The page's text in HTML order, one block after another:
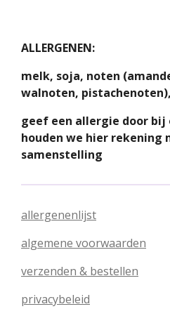
ALLERGENEN:
melk, soja, noten
walnoten,
geef een allergie door bij
houden we hier rekening
samenstelling
allergenenlijst
algemene voorwaarden
verzenden & bestellen
privacybeleid